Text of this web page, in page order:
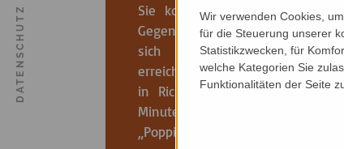
Sie kommen am Bahnhof Riesa
Gegenüber vom Bahnhof
sich der Busbahnhof. Von
erreichen Sie mit der
in Richtung Riesa-Mergendorf
Minuten Fahrt die
„Poppitzer Platz“.
DATENSCHUTZ
Wir verwenden Cookies,
für die Steuerung unserer
Statistikzwecken, für
welche Kategorien Sie
Funktionalitäten der Seite